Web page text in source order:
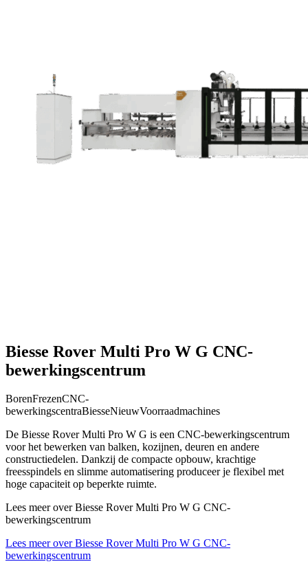
Biesse Rover Multi Pro W G CNC-
bewerkingscentrum
BorenFrezenCNC-
bewerkingscentraBiesseNieuwVoorraadmachines
De Biesse Rover Multi Pro W G is een CNC-bewerkingscentrum
voor het bewerken van balken, kozijnen, deuren en andere
constructiedelen. Dankzij de compacte opbouw, krachtige
freesspindels en slimme automatisering produceer je flexibel met
hoge capaciteit op beperkte ruimte.
Lees meer over Biesse Rover Multi Pro W G CNC-
bewerkingscentrum
Lees meer over Biesse Rover Multi Pro W G CNC-
bewerkingscentrum